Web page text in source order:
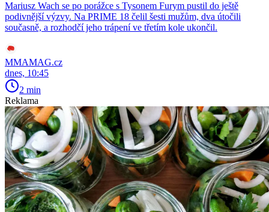
Mariusz Wach se po porážce s Tysonem Furym pustil do ještě
podivnější výzvy. Na PRIME 18 čelil šesti mužům, dva útočili
současně, a rozhodčí jeho trápení ve třetím kole ukončil.
MMAMAG.cz
dnes, 10:45
2 min
Reklama